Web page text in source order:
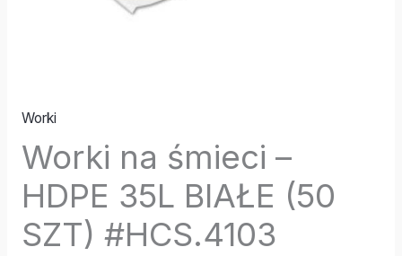
Worki
Worki na śmieci –
HDPE 35L BIAŁE (50
SZT) #HCS.4103